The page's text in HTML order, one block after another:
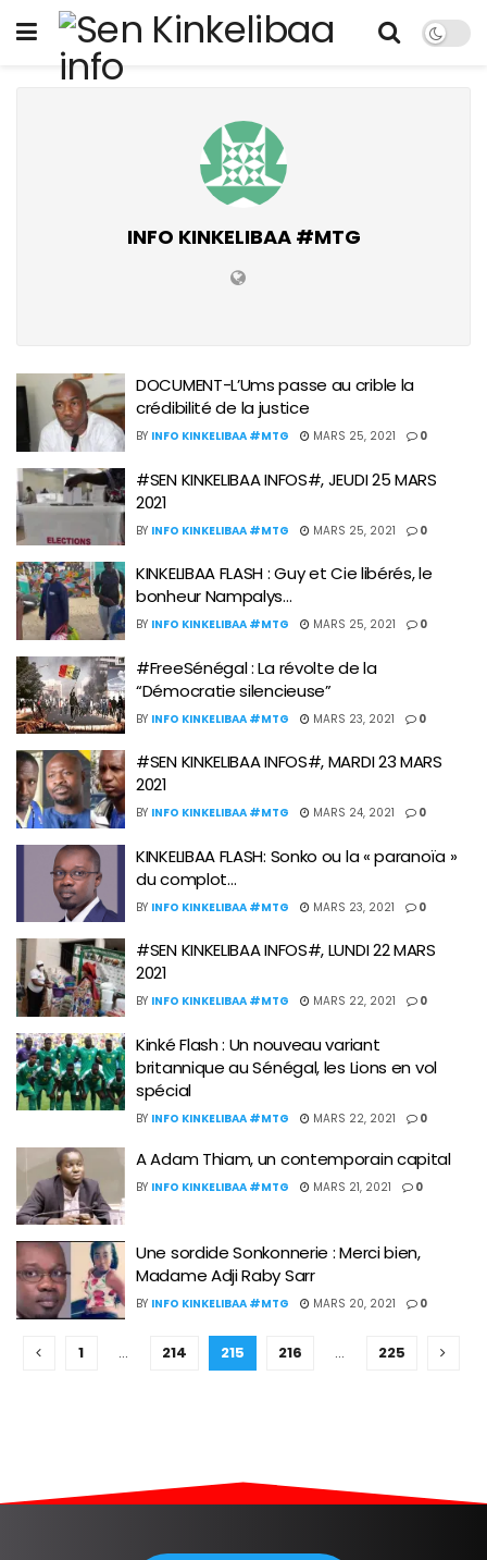
INFO KINKELIBAA #MTG
DOCUMENT-L’Ums passe au crible la
crédibilité de la justice
BY INFO KINKELIBAA #MTG MARS 25, 2021 0
#SEN KINKELIBAA INFOS#, JEUDI 25 MARS
2021
BY INFO KINKELIBAA #MTG MARS 25, 2021 0
KINKELIBAA FLASH : Guy et Cie libérés, le
bonheur Nampalys…
BY INFO KINKELIBAA #MTG MARS 25, 2021 0
#FreeSénégal : La révolte de la
“Démocratie silencieuse”
BY INFO KINKELIBAA #MTG MARS 23, 2021 0
#SEN KINKELIBAA INFOS#, MARDI 23 MARS
2021
BY INFO KINKELIBAA #MTG MARS 24, 2021 0
KINKELIBAA FLASH: Sonko ou la « paranoïa »
du complot…
BY INFO KINKELIBAA #MTG MARS 23, 2021 0
#SEN KINKELIBAA INFOS#, LUNDI 22 MARS
2021
BY INFO KINKELIBAA #MTG MARS 22, 2021 0
Kinké Flash : Un nouveau variant
britannique au Sénégal, les Lions en vol
spécial
BY INFO KINKELIBAA #MTG MARS 22, 2021 0
A Adam Thiam, un contemporain capital
BY INFO KINKELIBAA #MTG MARS 21, 2021 0
Une sordide Sonkonnerie : Merci bien,
Madame Adji Raby Sarr
BY INFO KINKELIBAA #MTG MARS 20, 2021 0
1 … 214 215 216 … 225